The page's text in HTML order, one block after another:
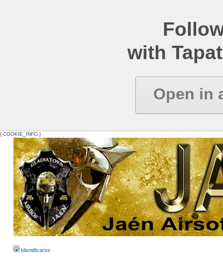
with
Open in
{ COOKIE_INFO }
Identificarse